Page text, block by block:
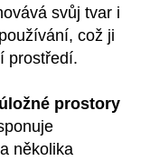
svůj tvar i
což ji
prostředí.
prostory
několika